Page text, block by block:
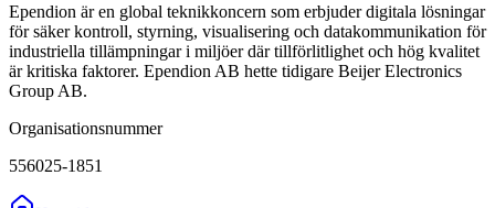
Ependion är en global teknikkoncern som erbjuder digitala lösningar
för säker kontroll, styrning, visualisering och datakommunikation för
industriella tillämpningar i miljöer där tillförlitlighet och hög kvalitet
är kritiska faktorer. Ependion AB hette tidigare Beijer Electronics
Group AB.
Organisationsnummer
556025-1851